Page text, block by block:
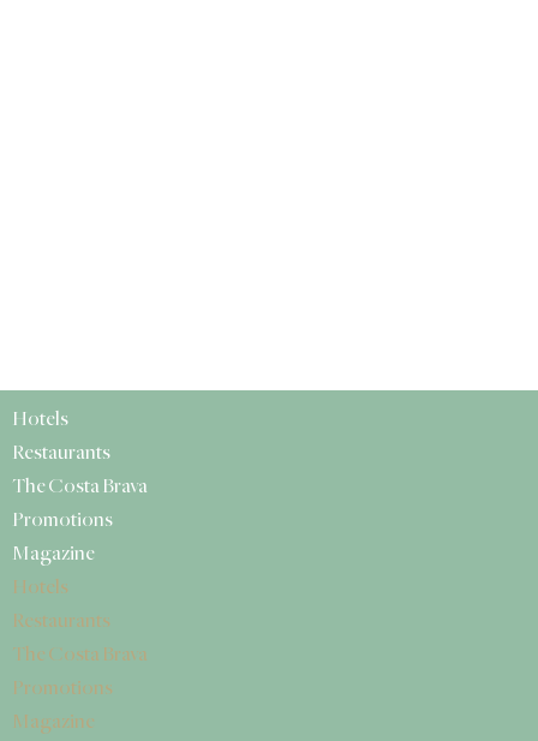
Hotels
Restaurants
The Costa Brava
Promotions
Magazine
Hotels
Restaurants
The Costa Brava
Promotions
Magazine